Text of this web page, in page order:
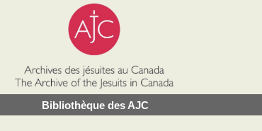
Bibliothèque des AJC